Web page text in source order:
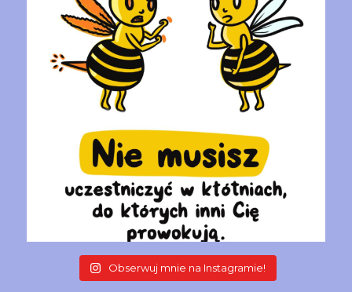
Obserwuj mnie na Instagramie!